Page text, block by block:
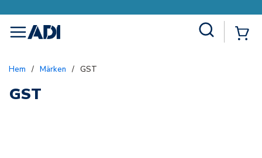
menu
Hem / Märken / GST
GST